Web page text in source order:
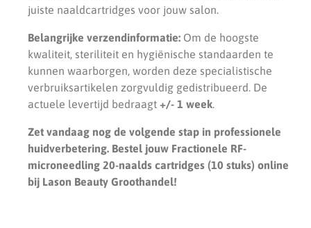
juiste naaldcartridges voor jouw salon.
Belangrijke verzendinformatie: Om de hoogste
kwaliteit, steriliteit en hygiënische standaarden te
kunnen waarborgen, worden deze specialistische
verbruiksartikelen zorgvuldig gedistribueerd. De
actuele levertijd bedraagt +/- 1 week.
Zet vandaag nog de volgende stap in professionele
huidverbetering. Bestel jouw Fractionele RF-
microneedling 20-naalds cartridges (10 stuks) online
bij Lason Beauty Groothandel!